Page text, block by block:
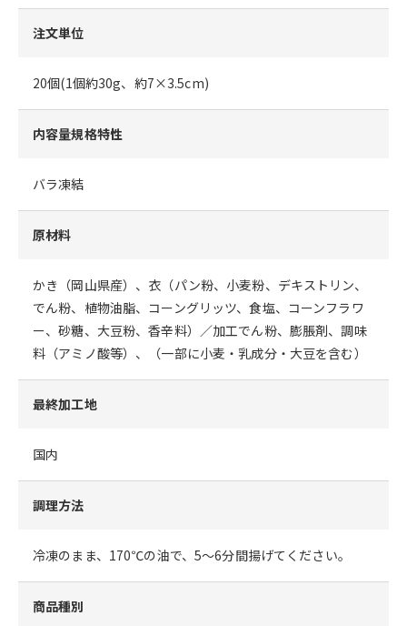
注文単位
20個(1個約30g、約7×3.5cm)
内容量規格特性
バラ凍結
原材料
かき（岡山県産）、衣（パン粉、小麦粉、デキストリン、
でん粉、植物油脂、コーングリッツ、食塩、コーンフラワ
ー、砂糖、大豆粉、香辛料）／加工でん粉、膨脹剤、調味
料（アミノ酸等）、（一部に小麦・乳成分・大豆を含む）
最終加工地
国内
調理方法
冷凍のまま、170℃の油で、5～6分間揚げてください。
商品種別